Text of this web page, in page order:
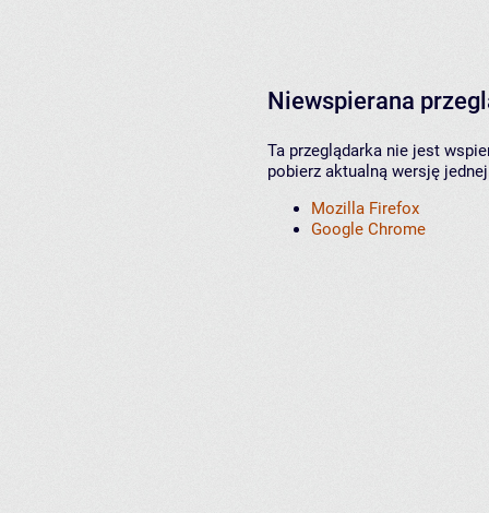
Niewspierana
Ta przeglądarka nie jest
pobierz aktualną wersję
Mozilla Firefox
Google Chrome